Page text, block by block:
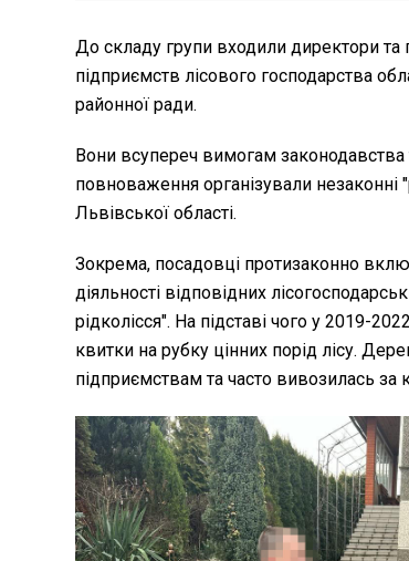
До складу групи входили директори та
підприємств лісового господарства
районної ради.
Вони всупереч вимогам
повноваження організували незаконні
Львівської області.
Зокрема, посадовці протизаконно
діяльності відповідних
рідколісся". На підставі чого у 2019-
квитки на рубку цінних порід лісу.
підприємствам та часто вивозилась за